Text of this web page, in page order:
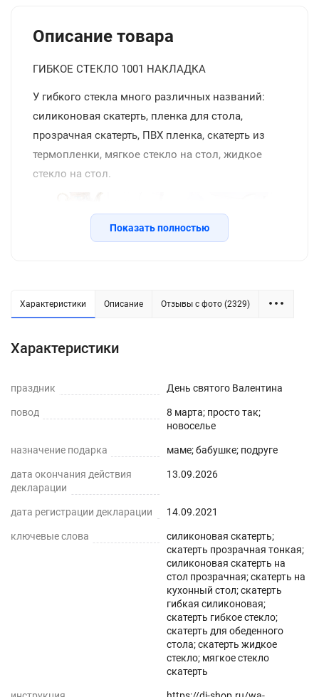
Описание товара
ГИБКОЕ СТЕКЛО 1001 НАКЛАДКА
У гибкого стекла много различных названий:
силиконовая скатерть, пленка для стола,
прозрачная скатерть, ПВХ пленка, скатерть из
термопленки, мягкое стекло на стол, жидкое
стекло на стол.
производства используется экологически
водонепроницаемости, нескользкости,
термостойкости (максимум до 70°С).
Легко мыть и протирать
Защита поверхности стола от отпечатков
пальцев, пыли, грязи и пятен жира.
Не скрывает натуральный цвет вашего стола
Показать полностью
Характеристики Описание Отзывы с фото (2329)
Характеристики
праздник День святого Валентина
повод
8 марта; просто так;
новоселье
назначение подарка маме; бабушке; подруге
дата окончания действия
декларации
13.09.2026
дата регистрации декларации 14.09.2021
ключевые слова
силиконовая скатерть;
скатерть прозрачная тонкая;
силиконовая скатерть на
стол прозрачная; скатерть на
кухонный стол; скатерть
гибкая силиконовая;
скатерть гибкое стекло;
скатерть для обеденного
стола; скатерть жидкое
стекло; мягкое стекло
скатерть